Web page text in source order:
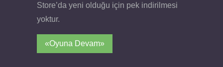
Store’da yeni olduğu için pek indirilmesi
yoktur.
«Oyuna Devam»